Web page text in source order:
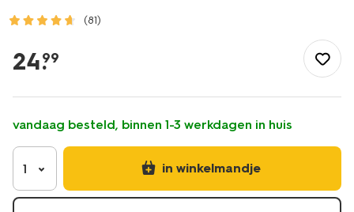
(81)
tafelen/keukentextiel-
tafeltextiel/tafelkleden/tafelkleed-
ruiten-
140x240-
katoen-
groen-
5390016.html
24.
99
vandaag besteld, binnen 1-3 werkdagen in huis
1 in winkelmandje